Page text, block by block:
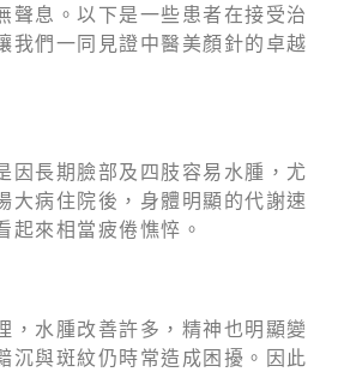
聲息。以下是一些患者在接受治
我們一同見證中醫美顏針的卓越
因長期臉部及四肢容易水腫，尤
大病住院後，身體明顯的代謝速
起來相當疲倦憔悴。
，水腫改善許多，精神也明顯變
沉與斑紋仍時常造成困擾。因此